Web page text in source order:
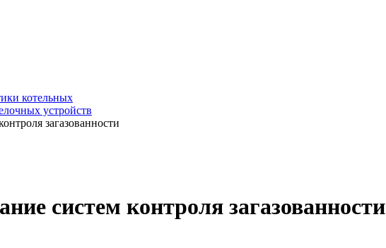
котельных
устройств
загазованности
систем контроля загазованности